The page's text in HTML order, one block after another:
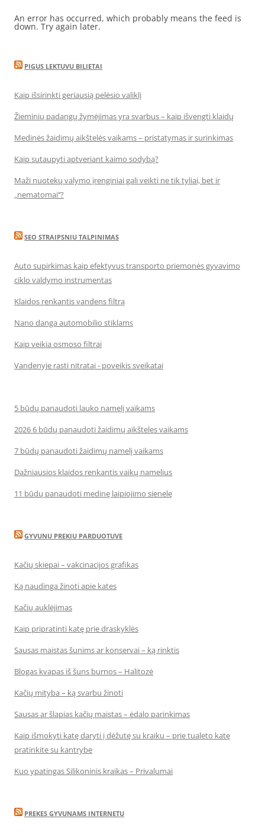
An error has occurred, which probably means the feed is
down. Try again later.
PIGUS LEKTUVU BILIETAI
Kaip išsirinkti geriausią pelėsio valiklį
Žieminių padangų žymėjimas yra svarbus – kaip išvengti klaidų
Medinės žaidimų aikštelės vaikams – pristatymas ir surinkimas
Kaip sutaupyti aptveriant kaimo sodybą?
Maži nuotekų valymo įrenginiai gali veikti ne tik tyliai, bet ir
„nematomai‘‘?
SEO STRAIPSNIU TALPINIMAS
Auto supirkimas kaip efektyvus transporto priemonės gyvavimo
ciklo valdymo instrumentas
Klaidos renkantis vandens filtrą
Nano danga automobilio stiklams
Kaip veikia osmoso filtrai
Vandenyje rasti nitratai - poveikis sveikatai
5 būdų panaudoti lauko namelį vaikams
2026 6 būdų panaudoti žaidimų aikšteles vaikams
7 būdų panaudoti žaidimų namelį vaikams
Dažniausios klaidos renkantis vaikų namelius
11 būdų panaudoti medinę laipiojimo sienelę
GYVUNU PREKIU PARDUOTUVE
Kačių skiepai – vakcinacijos grafikas
Ką naudinga žinoti apie kates
Kačių auklėjimas
Kaip pripratinti katę prie draskyklės
Sausas maistas šunims ar konservai – ką rinktis
Blogas kvapas iš šuns burnos – Halitozė
Kačių mityba – ką svarbu žinoti
Sausas ar šlapias kačių maistas – ėdalo parinkimas
Kaip išmokyti katę daryti į dėžutę su kraiku – prie tualeto katę
pratinkite su kantrybe
Kuo ypatingas Silikoninis kraikas – Privalumai
PREKES GYVUNAMS INTERNETU